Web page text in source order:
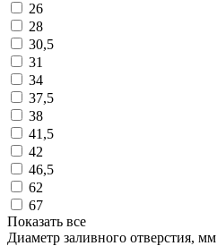
26
28
30,5
31
34
37,5
38
41,5
42
46,5
62
67
Показать все
Диаметр заливного отверстия, мм